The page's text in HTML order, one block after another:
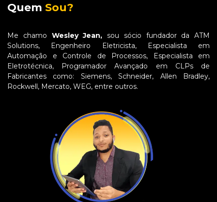
Quem Sou?
Me chamo Wesley Jean, sou sócio fundador da ATM
Solutions, Engenheiro Eletricista, Especialista em
Automação e Controle de Processos, Especialista em
Eletrotécnica, Programador Avançado em CLPs de
Fabricantes como: Siemens, Schneider, Allen Bradley,
Rockwell, Mercato, WEG, entre outros.